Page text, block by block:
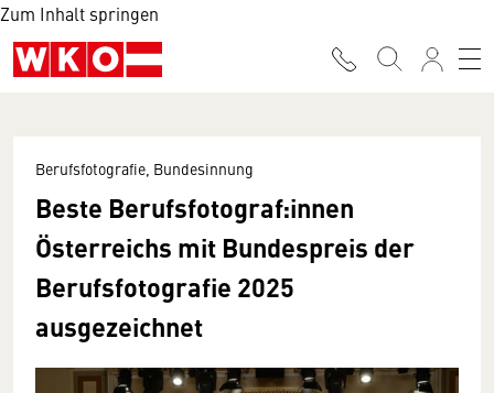
Zum Inhalt springen
Berufsfotografie, Bundesinnung
Beste Berufsfotograf:innen
Österreichs mit Bundespreis der
Berufsfotografie 2025
ausgezeichnet